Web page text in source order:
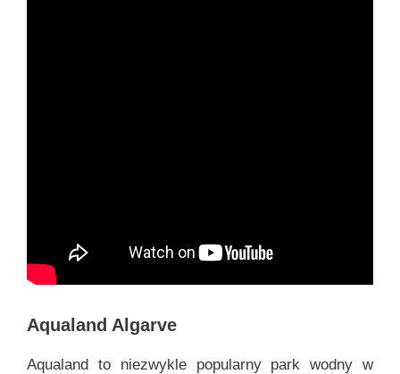
Aqualand Algarve
Aqualand to niezwykle popularny park wodny w